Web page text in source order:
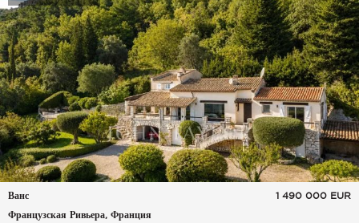
Ванс
Французская Ривьера, Франция
1 490 000 EUR